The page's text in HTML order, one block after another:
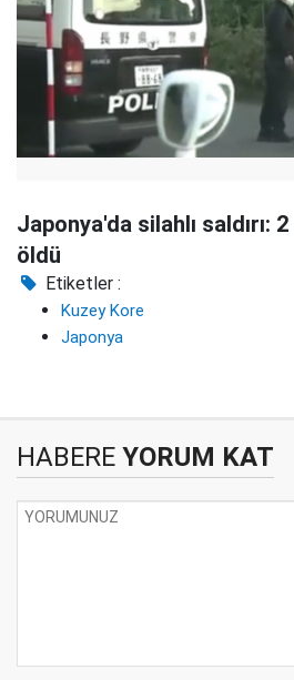
Japonya'da silahlı saldırı:
öldü
Etiketler :
Kuzey Kore
Japonya
HABERE YORUM KAT